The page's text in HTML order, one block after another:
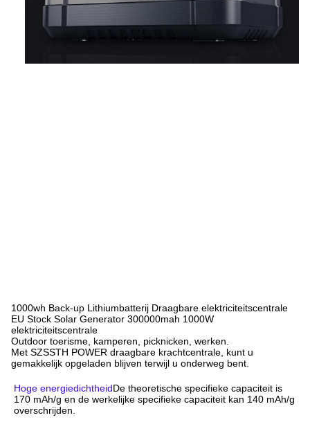
1000wh Back-up Lithiumbatterij Draagbare elektriciteitscentrale
EU Stock Solar Generator 300000mah 1000W
elektriciteitscentrale
Outdoor toerisme, kamperen, picknicken, werken.
Met SZSSTH POWER draagbare krachtcentrale, kunt u
gemakkelijk opgeladen blijven terwijl u onderweg bent.
Hoge energiedichtheidDe theoretische specifieke capaciteit is
170 mAh/g en de werkelijke specifieke capaciteit kan 140 mAh/g
overschrijden.